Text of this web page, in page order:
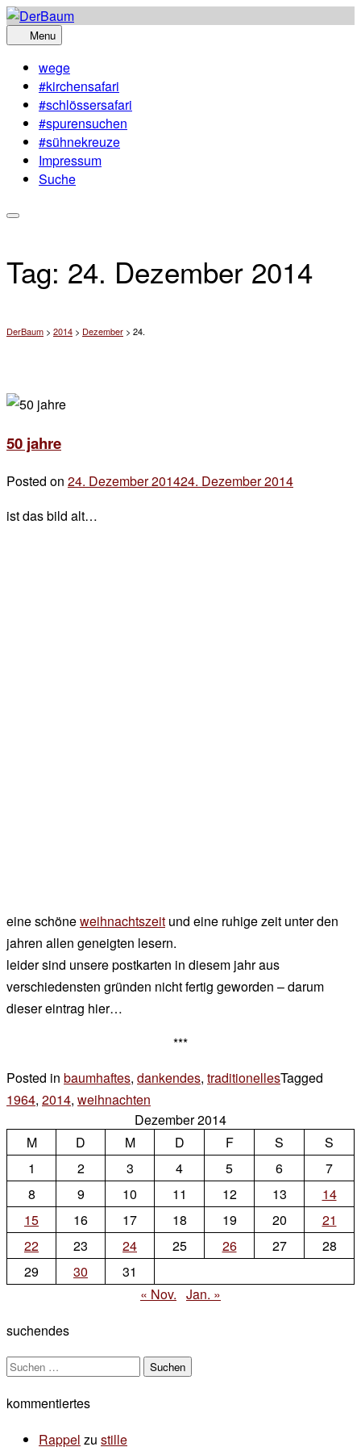
Skip
to
Menu
wege
#kirchensafari
#schlössersafari
#spurensuchen
#sühnekreuze
Impressum
Suche
Tag: 24. Dezember 2014
DerBaum > 2014 > Dezember > 24.
50 jahre
Posted on 24. Dezember 201424. Dezember 2014
ist das bild alt…
eine schöneweihnachtszeit und eine ruhige zeit unter den
jahren allen geneigten lesern.
leider sind unsere postkarten in diesem jahr aus
verschiedensten gründen nicht fertig geworden – darum
dieser eintrag hier…
***
Posted in baumhaftes, dankendes, traditionellesTagged
1964, 2014, weihnachten
zu
jahre
Dezember 2014
M
D M D F S
S
1
2 3 4 5 6
7
8
9 10 11 12 13
14
15
16 17 18 19 20
21
22
23 24 25 26 27
28
29
30
31
« Nov. Jan. »
suchendes
Suchen
kommentiertes
Rappel zu stille